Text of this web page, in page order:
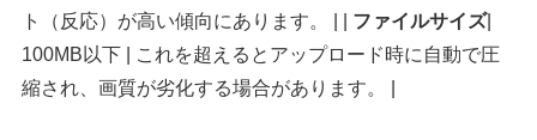
ト（反応）が高い傾向にあります。 | | ファイルサイズ|
100MB以下 | これを超えるとアップロード時に自動で圧
縮され、画質が劣化する場合があります。 |